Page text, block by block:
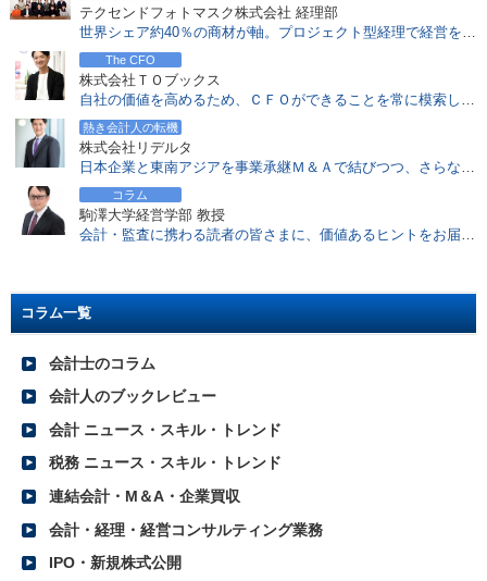
公認会計士、税理士の一般企業経理部での優位性、年収面での優遇等について
2017.02.06
地方創生との関係は？中小企業M&Aの課題と可能性を探る
2017.01.30
M&A&Dとは？ 会社再編手法としての事業分離に注目
2017.01.05
インバウンド需要をつかむ 民泊コンサルティング
2016.12.26
「会計基準の選択に関する基本的な考え方」にみるIFRS適用状況
2016.11.28
2016.11.21
バリュエーションのアプローチと会計士への高い期待
2016.11.14
会計士の税理士資格付与要件の厳格化を前向きにとらえる
2016.10.31
2016.10.31
2016年上半期レポート（関西）
2016.10.31
2016.10.24
グループ企業の責任の在り方が変わる 多重代表訴訟制度の意義とは？
テクセンドフォトマスク株式会社 経理部
世界シェア約40％の商材が軸。プロジェクト型経理で経営を機動的に支える精鋭チーム
The CFO
株式会社ＴＯブックス
自社の価値を高めるため、ＣＦＯができることを常に模索し、すべて実行する！
熱き会計人の転機
株式会社リデルタ
日本企業と東南アジアを事業承継Ｍ＆Ａで結びつつ、さらなる〝高み〟を目指す
コラム
駒澤大学経営学部 教授
会計・監査に携わる読者の皆さまに、価値あるヒントをお届けしていきたい
コラム一覧
会計士のコラム
会計人のブックレビュー
会計 ニュース・スキル・トレンド
税務 ニュース・スキル・トレンド
連結会計・M＆A・企業買収
会計・経理・経営コンサルティング業務
IPO・新規株式公開